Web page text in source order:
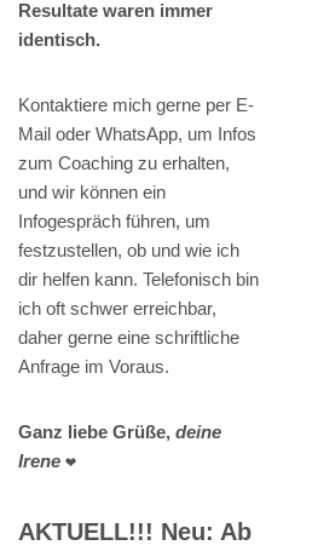
Resultate waren immer
identisch.
Kontaktiere mich gerne per E-
Mail oder WhatsApp, um Infos
zum Coaching zu erhalten,
und wir können ein
Infogespräch führen, um
festzustellen, ob und wie ich
dir helfen kann. Telefonisch bin
ich oft schwer erreichbar,
daher gerne eine schriftliche
Anfrage im Voraus.
Ganz liebe Grüße, deine
Irene ❤️
AKTUELL!!! Neu: Ab